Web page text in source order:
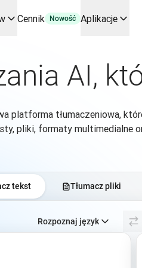
zastosowań i integracji
tłumaczeniowe od
Rozmowa ze Slatorem
API
Cennik Nowość Aplikacje
AI,
platforma tłumaczeniowa,
pliki, formaty multimedialne
tekst Tłumacz pliki
Wybierz język
Rozpoznaj język